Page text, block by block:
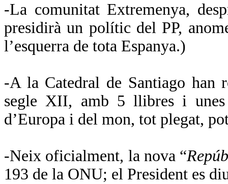
-La comunitat Extremenya,
presidirà un polític del PP,
l’esquerra de tota Espanya.)
-A la Catedral de Santiago han
segle XII, amb 5 llibres i unes
d’Europa i del mon, tot plegat,
-Neix oficialment, la nova “
193 de la ONU; el President es